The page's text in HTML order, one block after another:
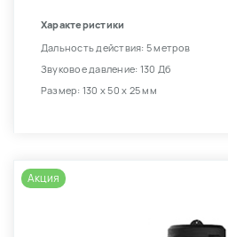
Характеристики
Дальность действия: 5 метров
Звуковое давление: 130 Дб
Размер: 130 х 50 х 25 мм
Акция